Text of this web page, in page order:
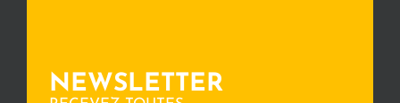
NEWSLETTER